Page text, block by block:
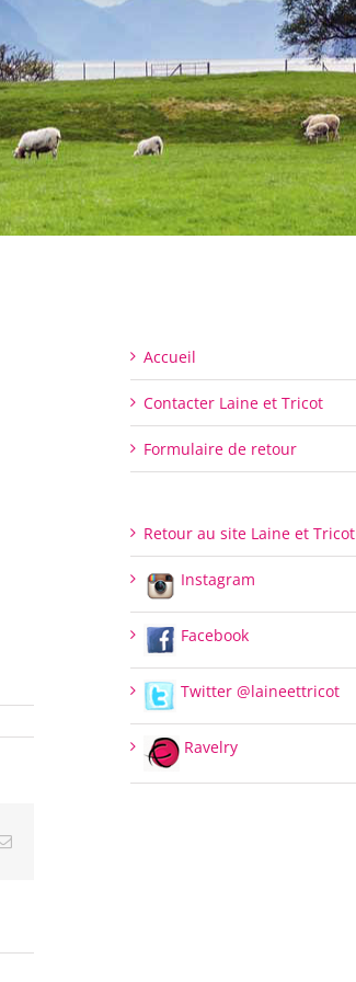
Email
Accueil
Contacter Laine et Tricot
Formulaire de retour
Retour au site Laine et Tricot
Instagram
Facebook
Twitter @laineettricot
Ravelry